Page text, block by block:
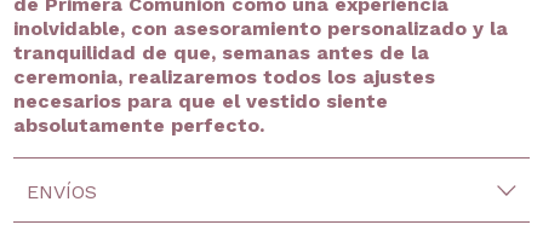
de Primera Comunión como una experiencia
inolvidable, con asesoramiento personalizado y la
tranquilidad de que, semanas antes de la
ceremonia, realizaremos todos los ajustes
necesarios para que el vestido siente
absolutamente perfecto.
ENVÍOS